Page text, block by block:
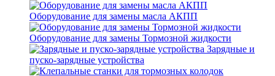
Оборудование для замены масла АКПП
Оборудование для замены Тормозной жидкости
Зарядные и
пуско-зарядные устройства